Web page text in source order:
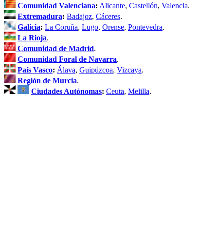
Comunidad Valenciana: Alicante, Castellón, Valencia.
Extremadura: Badajoz, Cáceres.
Galicia: La Coruña, Lugo, Orense, Pontevedra.
La Rioja.
Comunidad de Madrid.
Comunidad Foral de Navarra.
País Vasco: Álava, Guipúzcoa, Vizcaya.
Región de Murcia.
Ciudades Autónomas: Ceuta, Melilla.